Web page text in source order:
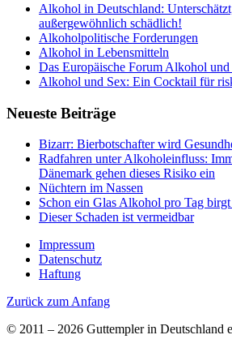
Alkohol in Deutschland:
außergewöhnlich schädlich!
Alkoholpolitische Forderungen
Alkohol in Lebensmitteln
Das Europäische Forum Alkohol und
Alkohol und Sex: Ein Cocktail für
Neueste Beiträge
Bizarr: Bierbotschafter wird
Radfahren unter Alkoholeinfluss:
Dänemark gehen dieses Risiko ein
Nüchtern im Nassen
Schon ein Glas Alkohol pro Tag
Dieser Schaden ist vermeidbar
Impressum
Datenschutz
Haftung
Zurück zum Anfang
© 2011 – 2026 Guttempler in Deutschland